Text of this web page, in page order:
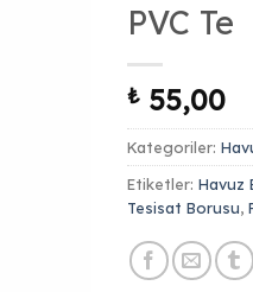
PVC Te
₺ 55,00
Kategoriler:
Etiketler: Havuz
Tesisat Borusu,